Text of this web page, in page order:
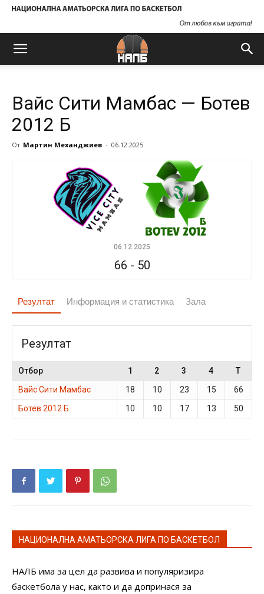
Вайс Сити Мамбас — Ботев
2012 Б
От Мартин Механджиев - 06.12.2025
06.12.2025
66 - 50
Резултат Информация и статистика Зала
Резултат
Отбор 1 2 3 4
T
Вайс Сити Мамбас
18 10 23 15
66
Ботев 2012 Б
10 10 17 13 50
НАЦИОНАЛНА АМАТЬОРСКА ЛИГА ПО БАСКЕТБОЛ
НАЛБ има за цел да развива и популяризира
баскетбола у нас, както и да допринася за